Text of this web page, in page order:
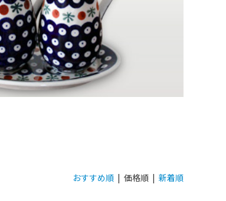
おすすめ順 | 価格順 | 新着順